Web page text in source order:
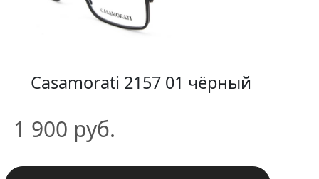
Casamorati 2157 01 чёрный
1 900 руб.